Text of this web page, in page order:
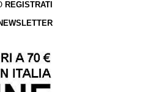
REGISTRATI